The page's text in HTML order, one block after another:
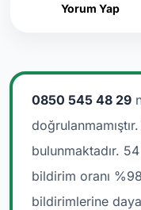
Yorum Yap
0850 545 48 29
bulunmaktadır.
bildirim oranı
bildirimlerine